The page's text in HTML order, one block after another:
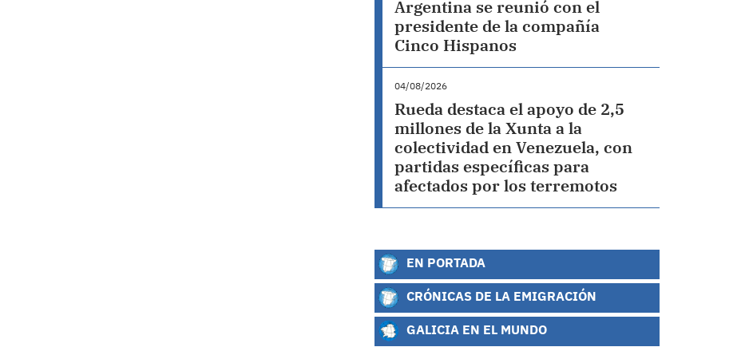
Argentina se reunió con el
presidente de la compañía
Cinco Hispanos
04/08/2026
Rueda destaca el apoyo de 2,5
millones de la Xunta a la
colectividad en Venezuela, con
partidas específicas para
afectados por los terremotos
EN PORTADA
CRÓNICAS DE LA EMIGRACIÓN
GALICIA EN EL MUNDO